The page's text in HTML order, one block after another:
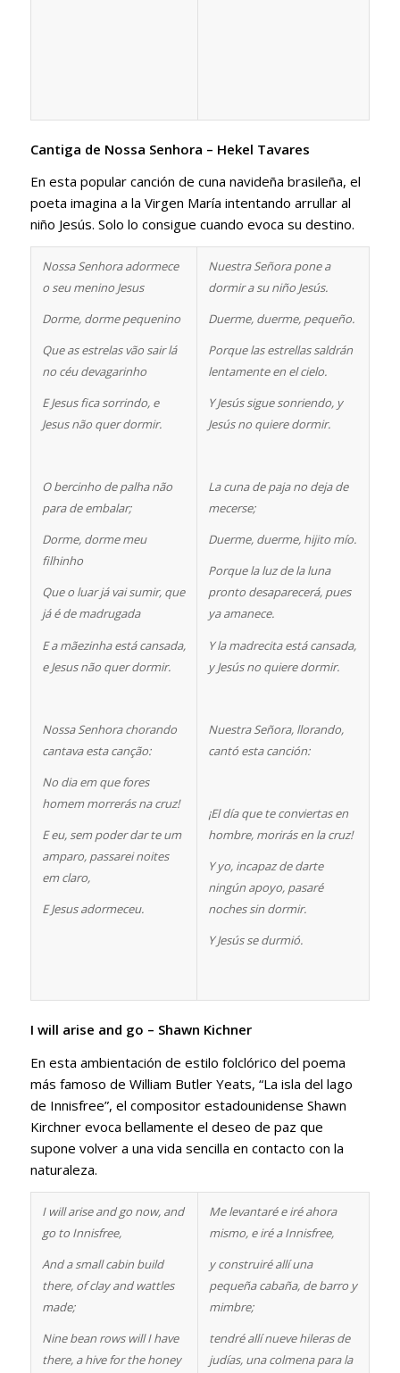
Cantiga de Nossa Senhora – Hekel Tavares
En esta popular canción de cuna navideña brasileña, el
poeta imagina a la Virgen María intentando arrullar al
niño Jesús. Solo lo consigue cuando evoca su destino.
Nossa Senhora adormece
o seu menino Jesus
Dorme, dorme pequenino
Que as estrelas vão sair lá
no céu devagarinho
E Jesus fica sorrindo, e
Jesus não quer dormir.
O bercinho de palha não
para de embalar;
Dorme, dorme meu
filhinho
Que o luar já vai sumir, que
já é de madrugada
E a mãezinha está cansada,
e Jesus não quer dormir.
Nossa Senhora chorando
cantava esta canção:
No dia em que fores
homem morrerás na cruz!
E eu, sem poder dar te um
amparo, passarei noites
em claro,
E Jesus adormeceu.
Nuestra Señora pone a
dormir a su niño Jesús.
Duerme, duerme, pequeño.
Porque las estrellas saldrán
lentamente en el cielo.
Y Jesús sigue sonriendo, y
Jesús no quiere dormir.
La cuna de paja no deja de
mecerse;
Duerme, duerme, hijito mío.
Porque la luz de la luna
pronto desaparecerá, pues
ya amanece.
Y la madrecita está cansada,
y Jesús no quiere dormir.
Nuestra Señora, llorando,
cantó esta canción:
¡El día que te conviertas en
hombre, morirás en la cruz!
Y yo, incapaz de darte
ningún apoyo, pasaré
noches sin dormir.
Y Jesús se durmió.
I will arise and go – Shawn Kichner
En esta ambientación de estilo folclórico del poema
más famoso de William Butler Yeats, “La isla del lago
de Innisfree”, el compositor estadounidense Shawn
Kirchner evoca bellamente el deseo de paz que
supone volver a una vida sencilla en contacto con la
naturaleza.
I will arise and go now, and
go to Innisfree,
And a small cabin build
there, of clay and wattles
made;
Nine bean rows will I have
there, a hive for the honey
Me levantaré e iré ahora
mismo, e iré a Innisfree,
y construiré allí una
pequeña cabaña, de barro y
mimbre;
tendré allí nueve hileras de
judías, una colmena para la